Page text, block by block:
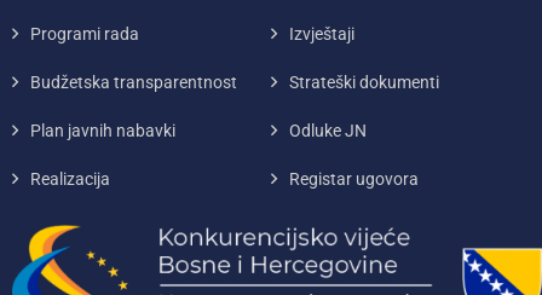
Programi rada Izvještaji
Budžetska transparentnost Strateški dokumenti
Plan javnih nabavki Odluke JN
Realizacija Registar ugovora